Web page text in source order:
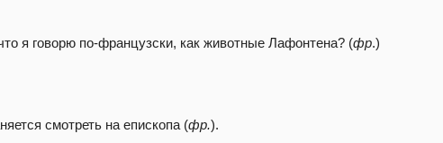
я говорю по-французски, как животные Лафонтена? (фр.)
смотреть на епископа (фр.).